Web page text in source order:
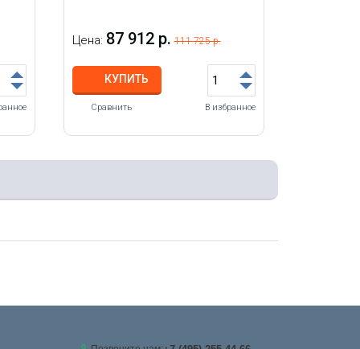
Цена: 87 912 р. 111 725 р.
КУПИТЬ
Сравнить В избранное